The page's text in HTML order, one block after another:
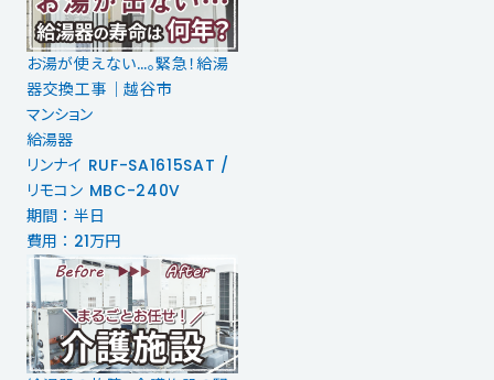
お湯が使えない…。緊急！給湯
器交換工事｜越谷市
マンション
給湯器
リンナイ RUF-SA1615SAT /
リモコン MBC-240V
期間 ： 半日
費用 ： 21万円